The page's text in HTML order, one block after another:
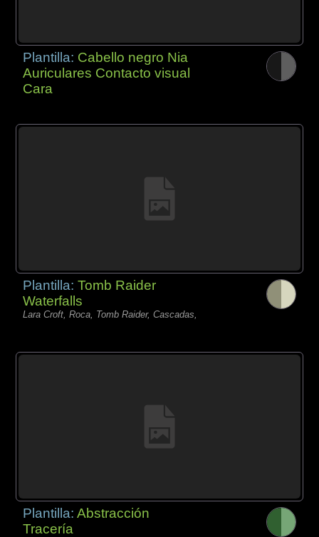
Plantilla: Cabello negro Nia
Auriculares Contacto visual
Cara
Plantilla:Tomb Raider
Waterfalls
Lara Croft, Roca, Tomb Raider, Cascadas,
Plantilla:Abstracción
Tracería